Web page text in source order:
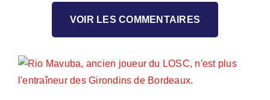
VOIR LES COMMENTAIRES